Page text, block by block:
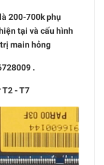
200-700k phụ
tại và cấu hình
main hỏng
.
- T7